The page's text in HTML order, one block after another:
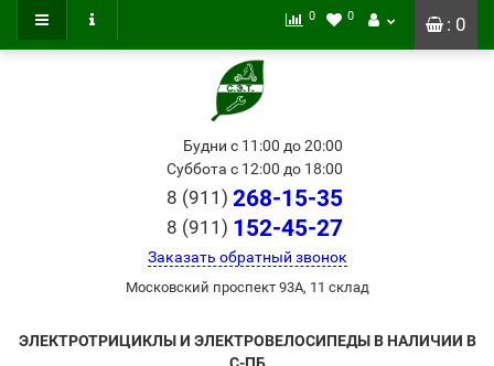
: 0
0 0
Будни с 11:00 до 20:00
Суббота с 12:00 до 18:00
8 (911) 268-15-35
8 (911) 152-45-27
Заказать обратный звонок
Московский проспект 93А, 11 склад
ЭЛЕКТРОТРИЦИКЛЫ И ЭЛЕКТРОВЕЛОСИПЕДЫ В НАЛИЧИИ В